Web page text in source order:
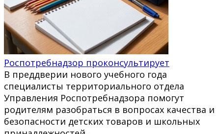
Роспотребнадзор проконсультирует
В преддверии нового учебного года
специалисты территориального отдела
Управления Роспотребнадзора помогут
родителям разобраться в вопросах качества и
безопасности детских товаров и школьных